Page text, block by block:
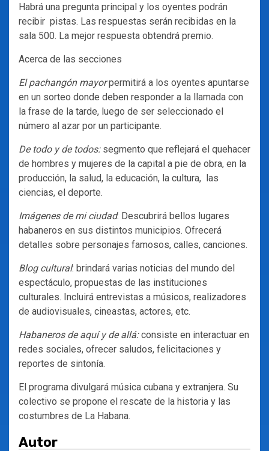
Habrá una pregunta principal y los oyentes podrán
recibir pistas. Las respuestas serán recibidas en la
sala 500. La mejor respuesta obtendrá premio.
Acerca de las secciones
El pachangón mayorpermitirá a los oyentes apuntarse
en un sorteo donde deben responder a la llamada con
la frase de la tarde, luego de ser seleccionado el
número al azar por un participante.
De todo y de todos: segmento que reflejará el quehacer
de hombres y mujeres de la capital a pie de obra, en la
producción, la salud, la educación, la cultura, las
ciencias, el deporte.
Imágenes de mi ciudad: Descubrirá bellos lugares
habaneros en sus distintos municipios. Ofrecerá
detalles sobre personajes famosos, calles, canciones.
Blog cultural: brindará varias noticias del mundo del
espectáculo, propuestas de las instituciones
culturales. Incluirá entrevistas a músicos, realizadores
de audiovisuales, cineastas, actores, etc.
Habaneros de aquí y de allá:consiste en interactuar en
redes sociales, ofrecer saludos, felicitaciones y
reportes de sintonía.
El programa divulgará música cubana y extranjera. Su
colectivo se propone el rescate de la historia y las
costumbres de La Habana.
Autor